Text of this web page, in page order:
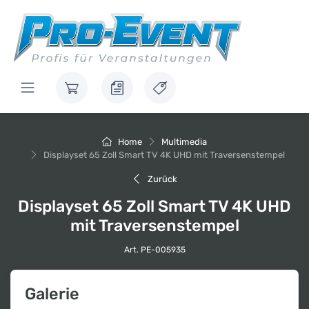
Home
Multimedia
Displayset 65 Zoll Smart TV 4K UHD mit Traversenstempel
Zurück
Displayset 65 Zoll Smart TV 4K UHD
mit Traversenstempel
Art. PE-005935
Galerie